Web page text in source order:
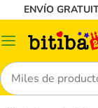
ENVÍO
Menú
Buscar